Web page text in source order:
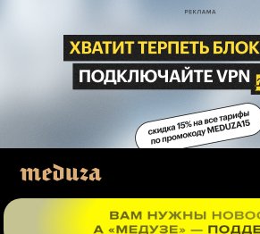
материалам